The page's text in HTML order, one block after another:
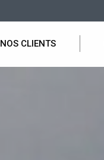
NOS CLIENTS